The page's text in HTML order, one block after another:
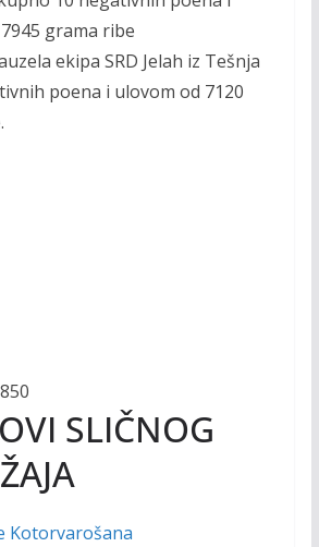
grama ribe
ekipa SRD Jelah iz Tešnja
poena i ulovom od 7120
850
SLIČNOG
Kotorvarošana